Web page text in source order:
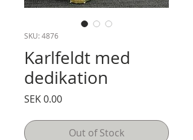
SKU: 4876
Karlfeldt med
dedikation
SEK 0.00Price
Out of Stock